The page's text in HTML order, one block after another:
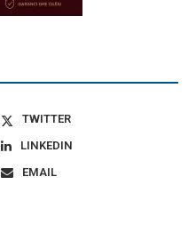
TWITTER
LINKEDIN
EMAIL